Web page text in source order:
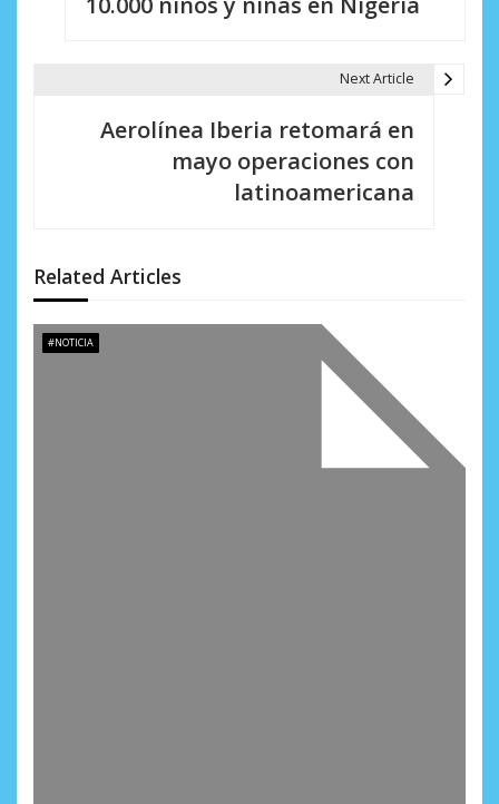
n
d
e
Next Article
Aerolínea Iberia retomará en
mayo operaciones con
latinoamericana
Related Articles
#NOTICIA